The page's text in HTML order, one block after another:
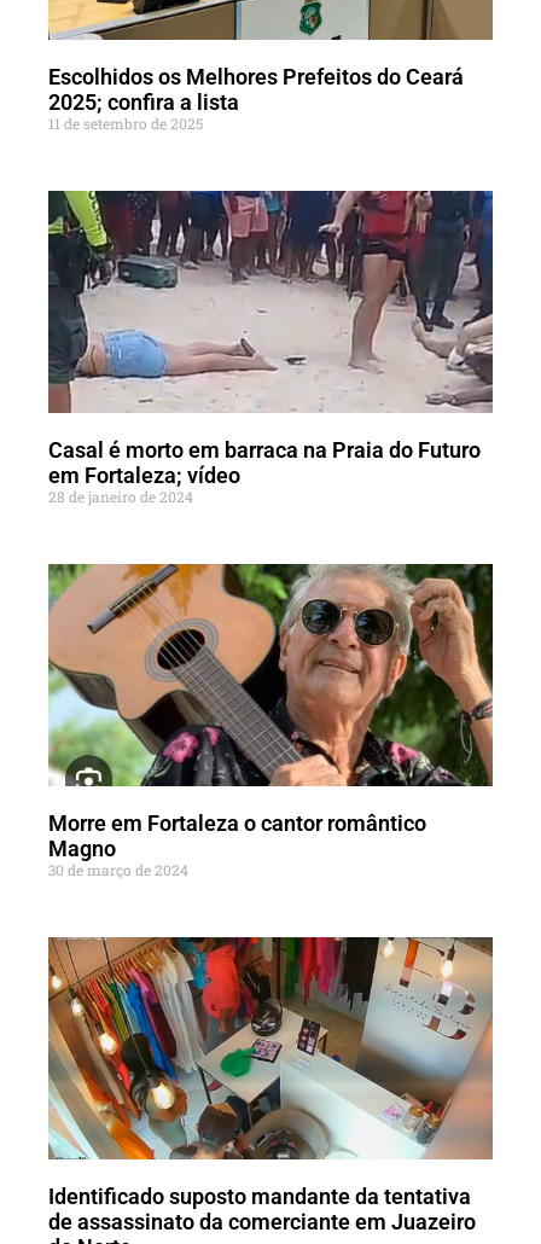
Escolhidos os Melhores Prefeitos do Ceará
2025; confira a lista
11 de setembro de 2025
Casal é morto em barraca na Praia do Futuro
em Fortaleza; vídeo
28 de janeiro de 2024
Morre em Fortaleza o cantor romântico
Magno
30 de março de 2024
Identificado suposto mandante da tentativa
de assassinato da comerciante em Juazeiro